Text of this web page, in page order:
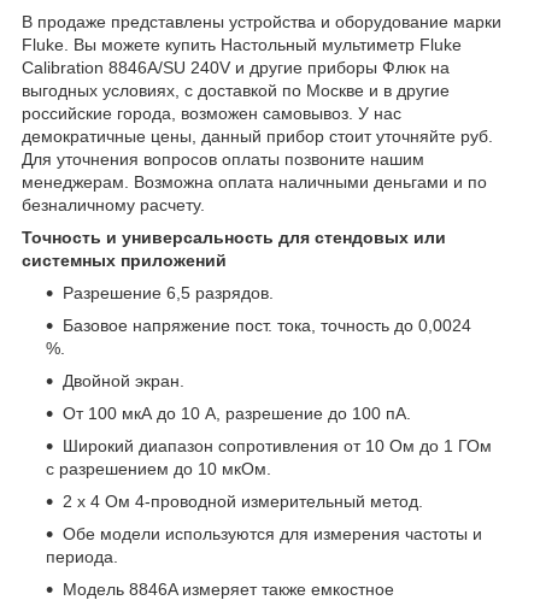
В продаже представлены устройства и оборудование марки
Fluke. Вы можете купить Настольный мультиметр Fluke
Calibration 8846A/SU 240V и другие приборы Флюк на
выгодных условиях, с доставкой по Москве и в другие
российские города, возможен самовывоз. У нас
демократичные цены, данный прибор стоит уточняйте руб.
Для уточнения вопросов оплаты позвоните нашим
менеджерам. Возможна оплата наличными деньгами и по
безналичному расчету.
Точность и универсальность для стендовых или
системных приложений
Разрешение 6,5 разрядов.
Базовое напряжение пост. тока, точность до 0,0024
%.
Двойной экран.
От 100 мкА до 10 А, разрешение до 100 пА.
Широкий диапазон сопротивления от 10 Ом до 1 ГОм
с разрешением до 10 мкОм.
2 х 4 Ом 4-проводной измерительный метод.
Обе модели используются для измерения частоты и
периода.
Модель 8846A измеряет также емкостное